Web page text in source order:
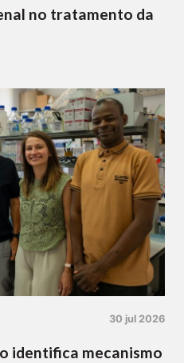
no tratamento da
30 jul 2026
identifica mecanismo